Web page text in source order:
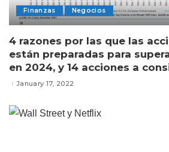
Finanzas Negocios
4 razones por las que las
están preparadas para
en 2024, y 14 acciones a
January 17, 2022